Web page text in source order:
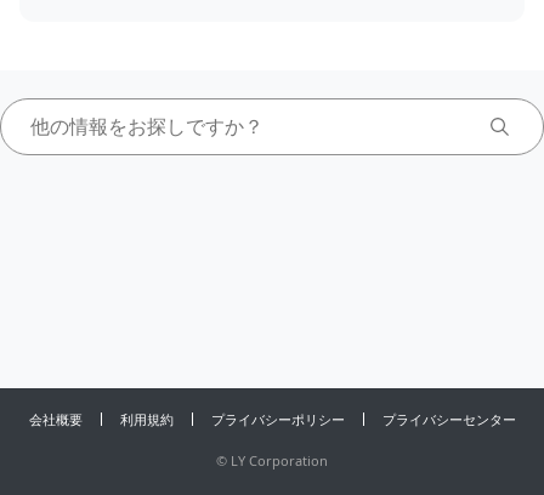
会社概要 利用規約 プライバシーポリシー プライバシーセンター
© LY Corporation